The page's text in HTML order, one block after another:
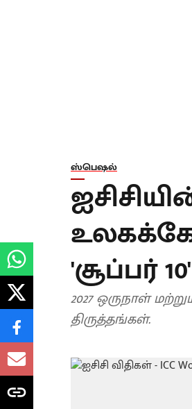
ஸ்பெஷல்
'சூப்பர்
2027 ஒருநாள்
திருத்தங்கள்.